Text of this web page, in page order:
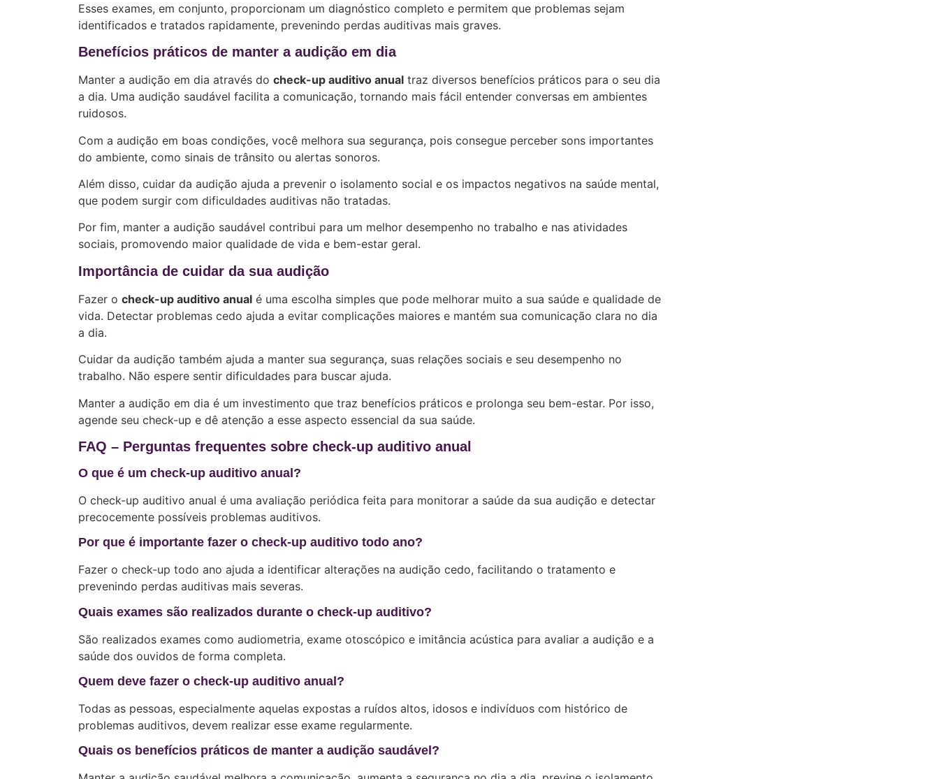
Esses exames, em conjunto, proporcionam um diagnóstico completo e permitem que problemas sejam
identificados e tratados rapidamente, prevenindo perdas auditivas mais graves.
Benefícios práticos de manter a audição em dia
Manter a audição em dia através do check-up auditivo anual traz diversos benefícios práticos para o seu dia
a dia. Uma audição saudável facilita a comunicação, tornando mais fácil entender conversas em ambientes
ruidosos.
Com a audição em boas condições, você melhora sua segurança, pois consegue perceber sons importantes
do ambiente, como sinais de trânsito ou alertas sonoros.
Além disso, cuidar da audição ajuda a prevenir o isolamento social e os impactos negativos na saúde mental,
que podem surgir com dificuldades auditivas não tratadas.
Por fim, manter a audição saudável contribui para um melhor desempenho no trabalho e nas atividades
sociais, promovendo maior qualidade de vida e bem-estar geral.
Importância de cuidar da sua audição
Fazer o check-up auditivo anual é uma escolha simples que pode melhorar muito a sua saúde e qualidade de
vida. Detectar problemas cedo ajuda a evitar complicações maiores e mantém sua comunicação clara no dia
a dia.
Cuidar da audição também ajuda a manter sua segurança, suas relações sociais e seu desempenho no
trabalho. Não espere sentir dificuldades para buscar ajuda.
Manter a audição em dia é um investimento que traz benefícios práticos e prolonga seu bem-estar. Por isso,
agende seu check-up e dê atenção a esse aspecto essencial da sua saúde.
FAQ – Perguntas frequentes sobre check-up auditivo anual
O que é um check-up auditivo anual?
O check-up auditivo anual é uma avaliação periódica feita para monitorar a saúde da sua audição e detectar
precocemente possíveis problemas auditivos.
Por que é importante fazer o check-up auditivo todo ano?
Fazer o check-up todo ano ajuda a identificar alterações na audição cedo, facilitando o tratamento e
prevenindo perdas auditivas mais severas.
Quais exames são realizados durante o check-up auditivo?
São realizados exames como audiometria, exame otoscópico e imitância acústica para avaliar a audição e a
saúde dos ouvidos de forma completa.
Quem deve fazer o check-up auditivo anual?
Todas as pessoas, especialmente aquelas expostas a ruídos altos, idosos e indivíduos com histórico de
problemas auditivos, devem realizar esse exame regularmente.
Quais os benefícios práticos de manter a audição saudável?